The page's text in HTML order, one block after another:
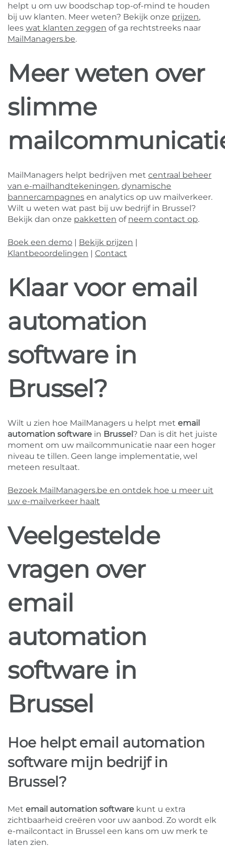
helpt u om uw boodschap top-of-mind te houden
bij uw klanten. Meer weten? Bekijk onze prijzen,
lees wat klanten zeggen of ga rechtstreeks naar
MailManagers.be.
Meer weten over
slimme
MailManagers helpt bedrijven met centraal beheer
van e-mailhandtekeningen, dynamische
bannercampagnes en analytics op uw mailverkeer.
Wilt u weten wat past bij uw bedrijf in Brussel?
Bekijk dan onze pakketten of neem contact op.
Boek een demo | Bekijk prijzen |
Klantbeoordelingen | Contact
Klaar voor email
automation
software in
Brussel?
Wilt u zien hoe MailManagers u helpt met email
automation software in Brussel? Dan is dit het juiste
moment om uw mailcommunicatie naar een hoger
niveau te tillen. Geen lange implementatie, wel
meteen resultaat.
Bezoek MailManagers.be en ontdek hoe u meer uit
uw e-mailverkeer haalt
Veelgestelde
vragen over
email
automation
software in
Brussel
Hoe helpt email automation
software mijn bedrijf in
Brussel?
Met email automation software kunt u extra
zichtbaarheid creëren voor uw aanbod. Zo wordt elk
e-mailcontact in Brussel een kans om uw merk te
laten zien.